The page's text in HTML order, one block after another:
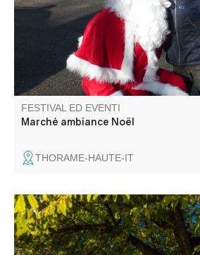
FESTIVAL ED EVENTI
Marché ambiance Noël
THORAME-HAUTE-IT
Patrimoine et agriculture : visite d'une
rencontre sur les variétés de